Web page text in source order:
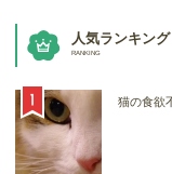
人気ランキング
RANKING
猫の食欲